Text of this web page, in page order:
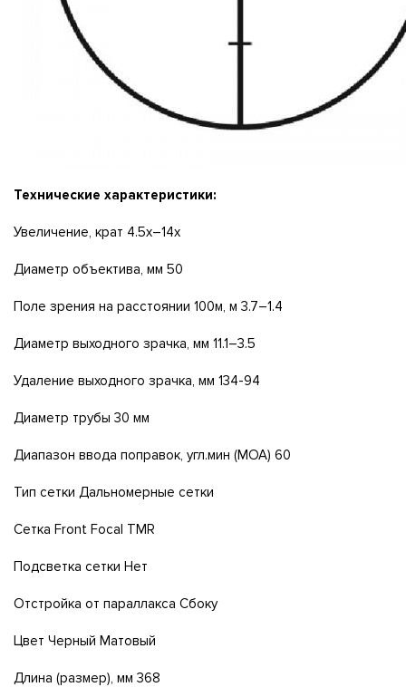
Технические характеристики:
Увеличение, крат 4.5x–14x
Диаметр объектива, мм 50
Поле зрения на расстоянии 100м, м 3.7–1.4
Диаметр выходного зрачка, мм 11.1–3.5
Удаление выходного зрачка, мм 134-94
Диаметр трубы 30 мм
Диапазон ввода поправок, угл.мин (МОА) 60
Тип сетки Дальномерные сетки
Сетка Front Focal TMR
Подсветка сетки Нет
Отстройка от параллакса Сбоку
Цвет Черный Матовый
Длина (размер), мм 368